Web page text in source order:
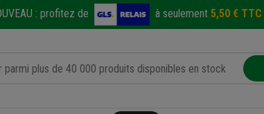
: profitez de à seulement 5,50 € TTC